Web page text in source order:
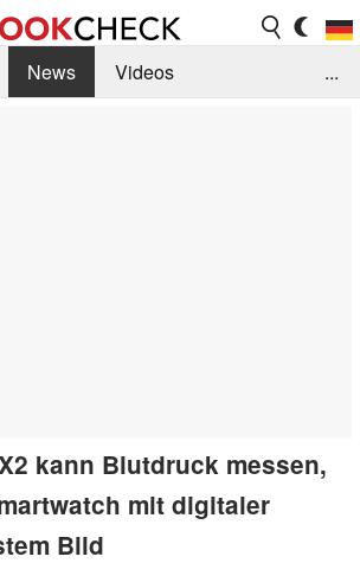
News
Videos
...
kann Blutdruck messen,
mit digitaler
Bild